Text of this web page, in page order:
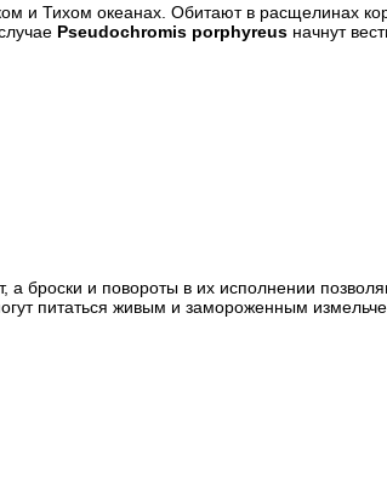
и Тихом океанах. Обитают в расщелинах
Pseudochromis porphyreus начнут
а броски и повороты в их исполнении
питаться живым и замороженным